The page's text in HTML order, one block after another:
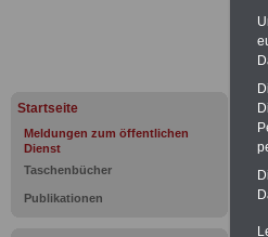
Startseite
Meldungen zum öffentlichen
Dienst
Taschenbücher
Publikationen